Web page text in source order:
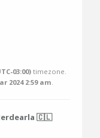
03:00) timezone.
2024 2:59 am
🇨🇱